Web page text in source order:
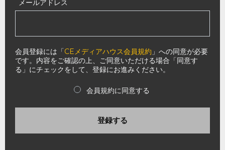
メールアドレス
会員登録には「CEメディアハウス会員規約 」への同意が必要
です。内容をご確認の上、ご同意いただける場合「同意す
る」にチェックをして、登録にお進みください。
会員規約に同意する
登録する